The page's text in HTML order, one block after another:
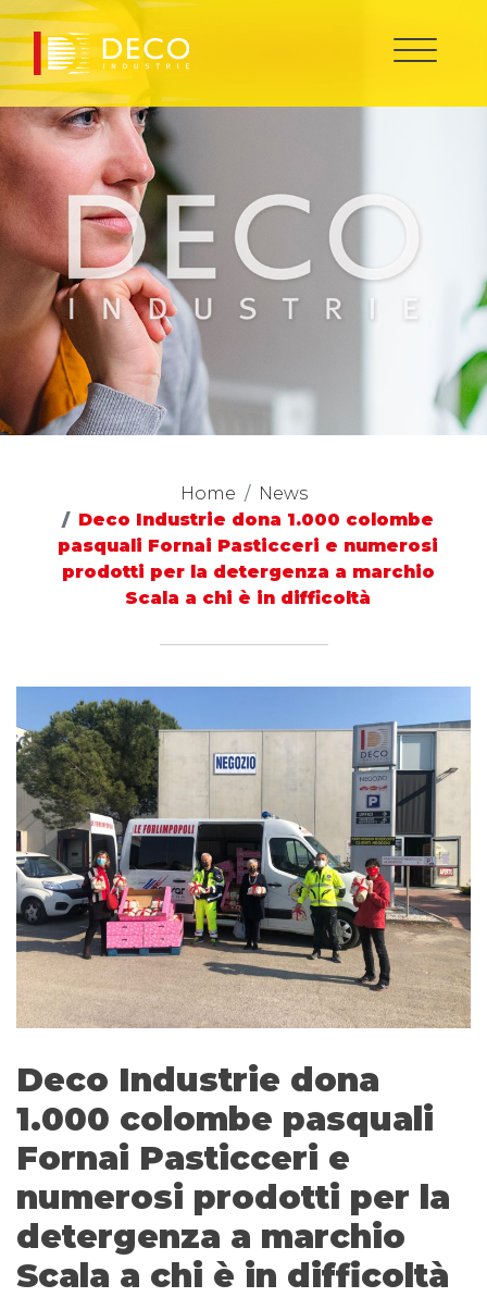
Home
News
Deco Industrie dona 1.000 colombe
pasquali Fornai Pasticceri e numerosi
prodotti per la detergenza a marchio
Scala a chi è in difficoltà
Deco Industrie dona
1.000 colombe pasquali
Fornai Pasticceri e
numerosi prodotti per la
detergenza a marchio
Scala a chi è in difficoltà